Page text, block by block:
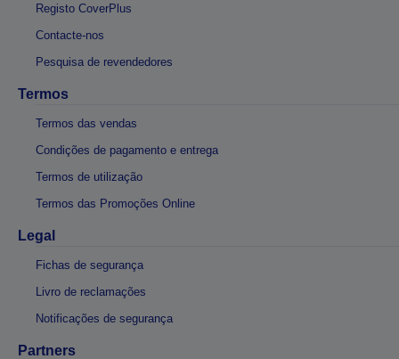
Registo CoverPlus
Contacte-nos
Pesquisa de revendedores
Termos
Termos das vendas
Condições de pagamento e entrega
Termos de utilização
Termos das Promoções Online
Legal
Fichas de segurança
Livro de reclamações
Notificações de segurança
Partners